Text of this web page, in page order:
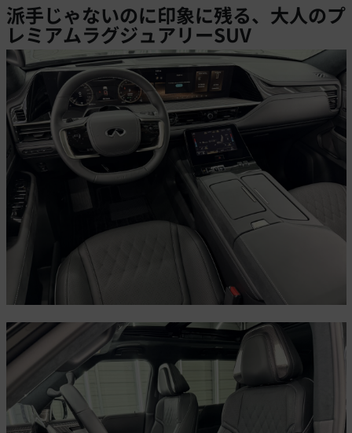
派手じゃないのに印象に残る、大人のプ
レミアムラグジュアリーSUV